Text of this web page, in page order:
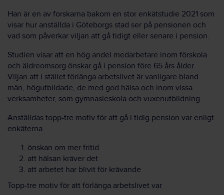
Han är en av forskarna bakom en stor enkätstudie 2021 som
visar hur anställda i Göteborgs stad ser på pensionen och
vad som påverkar viljan att gå tidigt eller senare i pension.
Studien visar att en hög andel medarbetare inom förskola
och äldreomsorg önskar gå i pension före 65 års ålder.
Viljan att i stället förlänga arbetslivet är vanligare bland
män, högutbildade, de med god hälsa och inom vissa
verksamheter, som gymnasieskola och vuxenutbildning.
Anställdas topp-tre motiv för att gå i tidig pension var enligt
enkäterna
önskan om mer fritid
att hälsan kräver det
att arbetet har blivit för krävande
Topp-tre motiv för att förlänga arbetslivet var